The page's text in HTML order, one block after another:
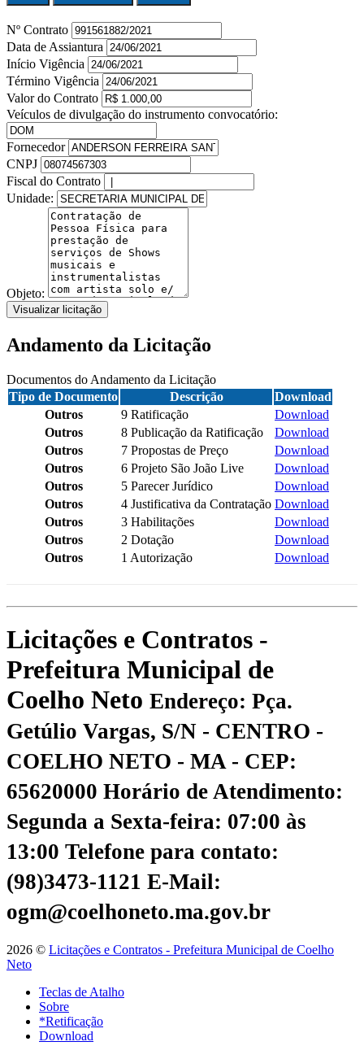
Nº Contrato
Data de Assiantura
Início Vigência
Término Vigência
Valor do Contrato
Veículos de divulgação do instrumento convocatório:
Fornecedor
CNPJ
Fiscal do Contrato
Unidade:
Objeto:
Visualizar licitação
Andamento da Licitação
Documentos do Andamento da Licitação
Tipo de Documento
Descrição
Download
Outros
9 Ratificação
Download
Outros
8 Publicação da Ratificação
Download
Outros
7 Propostas de Preço
Download
Outros
6 Projeto São João Live
Download
Outros
5 Parecer Jurídico
Download
Outros
4 Justificativa da Contratação Download
Outros
3 Habilitações
Download
Outros
2 Dotação
Download
Outros
1 Autorização Download
Licitações e Contratos -
Prefeitura Municipal de
Coelho Neto Endereço: Pça.
Getúlio Vargas, S/N - CENTRO -
COELHO NETO - MA - CEP:
65620000 Horário de Atendimento:
Segunda a Sexta-feira: 07:00 às
13:00 Telefone para contato:
(98)3473-1121 E-Mail:
ogm@coelhoneto.ma.gov.br
2026 © Licitações e Contratos - Prefeitura Municipal de Coelho
Neto
Teclas de Atalho
Sobre
*Retificação
Download